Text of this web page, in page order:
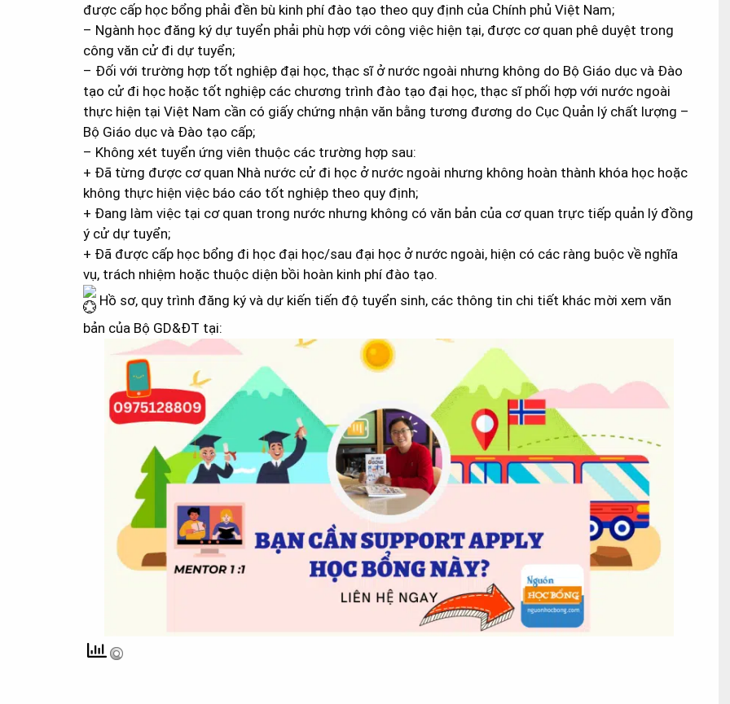
được cấp học bổng phải đền bù kinh phí đào tạo theo quy định của Chính phủ Việt Nam;
– Ngành học đăng ký dự tuyển phải phù hợp với công việc hiện tại, được cơ quan phê duyệt trong
công văn cử đi dự tuyển;
– Đối với trường hợp tốt nghiệp đại học, thạc sĩ ở nước ngoài nhưng không do Bộ Giáo dục và Đào
tạo cử đi học hoặc tốt nghiệp các chương trình đào tạo đại học, thạc sĩ phối hợp với nước ngoài
thực hiện tại Việt Nam cần có giấy chứng nhận văn bằng tương đương do Cục Quản lý chất lượng –
Bộ Giáo dục và Đào tạo cấp;
– Không xét tuyển ứng viên thuộc các trường hợp sau:
+ Đã từng được cơ quan Nhà nước cử đi học ở nước ngoài nhưng không hoàn thành khóa học hoặc
không thực hiện việc báo cáo tốt nghiệp theo quy định;
+ Đang làm việc tại cơ quan trong nước nhưng không có văn bản của cơ quan trực tiếp quản lý đồng
ý cử dự tuyển;
+ Đã được cấp học bổng đi học đại học/sau đại học ở nước ngoài, hiện có các ràng buộc về nghĩa
vụ, trách nhiệm hoặc thuộc diện bồi hoàn kinh phí đào tạo.
Hồ sơ, quy trình đăng ký và dự kiến tiến độ tuyển sinh, các thông tin chi tiết khác mời xem văn
bản của Bộ GD&ĐT tại: